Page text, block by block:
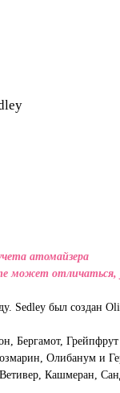
атомайзера
может отличаться,
Sedley был создан
Бергамот,
Олибанум и
Кашмеран,